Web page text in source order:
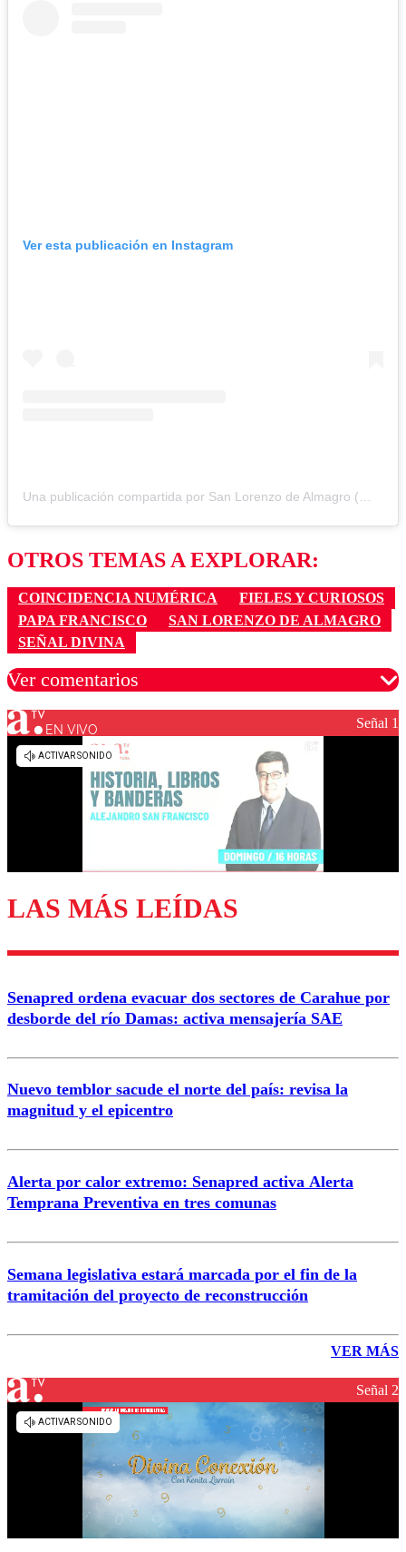
Ver esta publicación en Instagram
OTROS TEMAS A EXPLORAR:
COINCIDENCIA NUMÉRICA
FIELES Y CURIOSOS
PAPA FRANCISCO
SAN LORENZO DE ALMAGRO
SEÑAL DIVINA
Ver comentarios
Los comentarios son moderados para garantizar un
diálogo respetuoso.
Enviar comentario
EN VIVO Señal 1
LAS MÁS LEÍDAS
Senapred ordena evacuar dos sectores de Carahue por
desborde del río Damas: activa mensajería SAE
Nuevo temblor sacude el norte del país: revisa la
magnitud y el epicentro
Alerta por calor extremo: Senapred activa Alerta
Temprana Preventiva en tres comunas
Semana legislativa estará marcada por el fin de la
tramitación del proyecto de reconstrucción
VER MÁS
Señal 2